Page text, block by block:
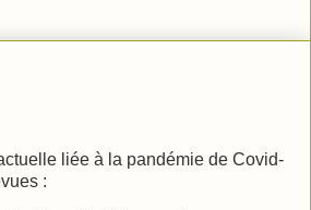
liée à la pandémie de Covid-
: